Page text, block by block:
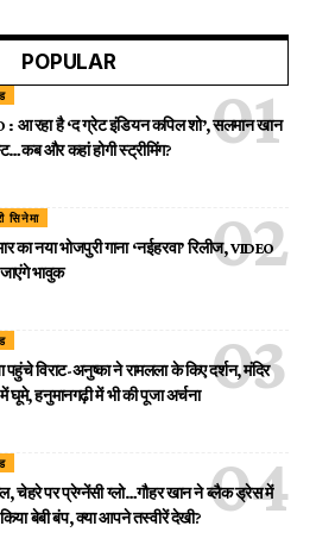
POPULAR
: आ रहा है ‘द ग्रेट इंडियन कपिल शो’, सलमान खान
और कहां होगी स्ट्रीमिंग?
सिनेमा
का नया भोजपुरी गाना ‘नईहरवा’ रिलीज, VIDEO
भावुक
पहुंचे विराट-अनुष्का ने रामलला के किए दर्शन, मंदिर
घूमे, हनुमानगढ़ी में भी की पूजा अर्चना
चेहरे पर प्रेग्नेंसी ग्लो…गौहर खान ने ब्लैक ड्रेस में
बेबी बंप, क्या आपने तस्वीरें देखी?